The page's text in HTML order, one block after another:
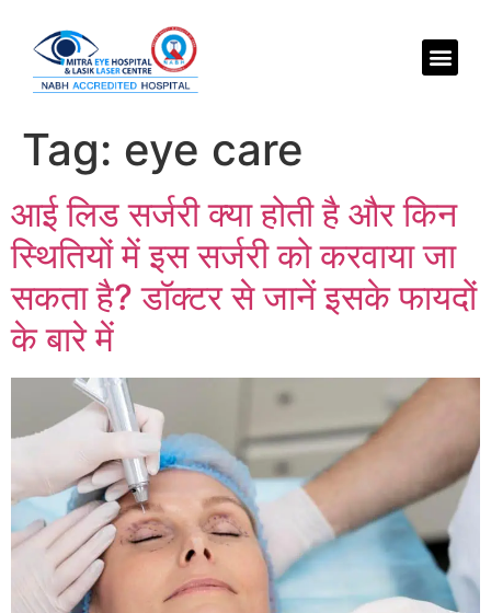
Tag: eye care
आई लिड सर्जरी क्या होती है और किन
स्थितियों में इस सर्जरी को करवाया जा
सकता है? डॉक्टर से जानें इसके फायदों
के बारे में